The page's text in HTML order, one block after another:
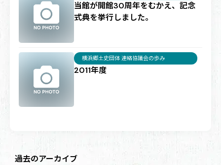
当館が開館30周年をむかえ、記念
式典を挙行しました。
2011年度
横浜郷土史団体 連絡協議会の歩み
過去のアーカイブ